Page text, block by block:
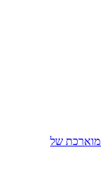
מוארכת של